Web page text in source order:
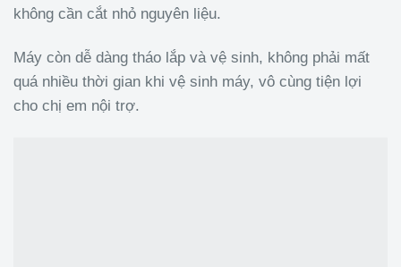
không cần cắt nhỏ nguyên liệu.
Máy còn dễ dàng tháo lắp và vệ sinh, không phải mất
quá nhiều thời gian khi vệ sinh máy, vô cùng tiện lợi
cho chị em nội trợ.